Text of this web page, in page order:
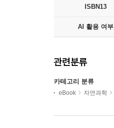
ISBN13
AI 활용 여부
관련분류
카테고리 분류
eBook 자연과학